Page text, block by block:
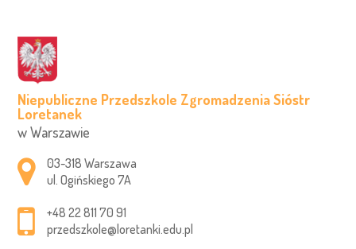
Niepubliczne Przedszkole Zgromadzenia Sióstr
Loretanek
w Warszawie
Adres pocztowy:
03-318 Warszawa
ul. Ogińskiego 7A
+48 22 811 70 91
przedszkole@loretanki.edu.pl